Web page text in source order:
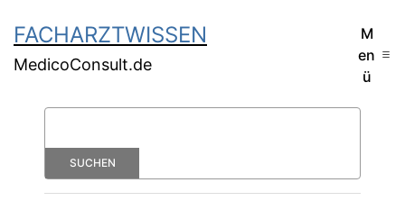
FACHARZTWISSEN
MedicoConsult.de
M
en
ü